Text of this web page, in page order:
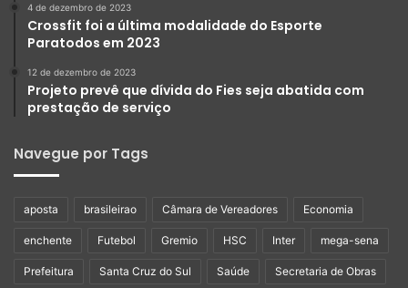
4 de dezembro de 2023
Crossfit foi a última modalidade do Esporte
Paratodos em 2023
12 de dezembro de 2023
Projeto prevê que dívida do Fies seja abatida com
prestação de serviço
Navegue por Tags
aposta brasileirao Câmara de Vereadores Economia
enchente Futebol Gremio HSC Inter mega-sena
Prefeitura Santa Cruz do Sul Saúde Secretaria de Obras